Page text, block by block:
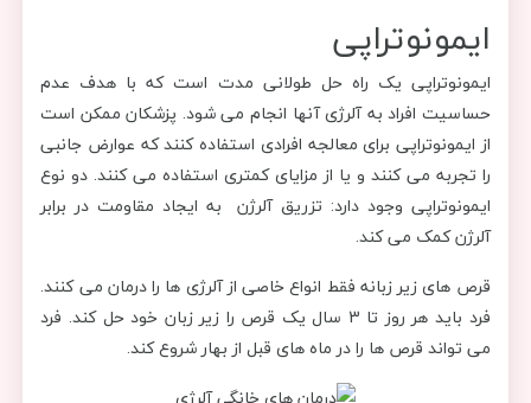
ایمونوتراپی
ایمونوتراپی یک راه حل طولانی مدت است که با هدف عدم
حساسیت افراد به آلرژی آنها انجام می شود. پزشکان ممکن است
از ایمونوتراپی برای معالجه افرادی استفاده کنند که عوارض جانبی
را تجربه می کنند و یا از مزایای کمتری استفاده می کنند. دو نوع
ایمونوتراپی وجود دارد: تزریق آلرژن به ایجاد مقاومت در برابر
آلرژن کمک می کند.
قرص های زیر زبانه فقط انواع خاصی از آلرژی ها را درمان می کنند.
فرد باید هر روز تا 3 سال یک قرص را زیر زبان خود حل کند. فرد
می تواند قرص ها را در ماه های قبل از بهار شروع کند.